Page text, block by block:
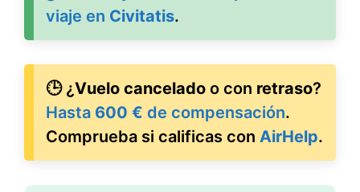
viaje en Civitatis.
🕒 ¿Vuelo cancelado o con retraso?
Hasta 600 € de compensación.
Comprueba si calificas con AirHelp.